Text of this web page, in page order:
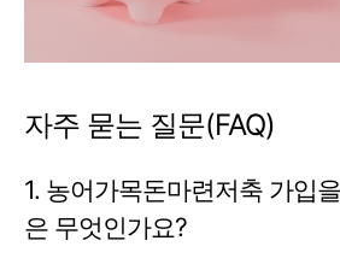
자주 묻는 질문(FAQ)
1. 농어가목돈마련저축 가입
은 무엇인가요?